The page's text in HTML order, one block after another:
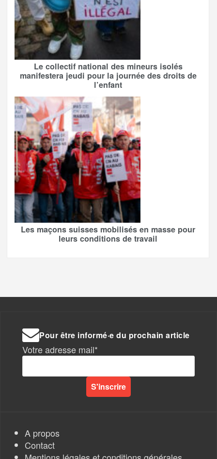
Le collectif national des mineurs isolés
manifestera jeudi pour la journée des droits de
l’enfant
Les maçons suisses mobilisés en masse pour
leurs conditions de travail
Pour être informé·e du prochain article
Votre adresse mail*
A propos
Contact